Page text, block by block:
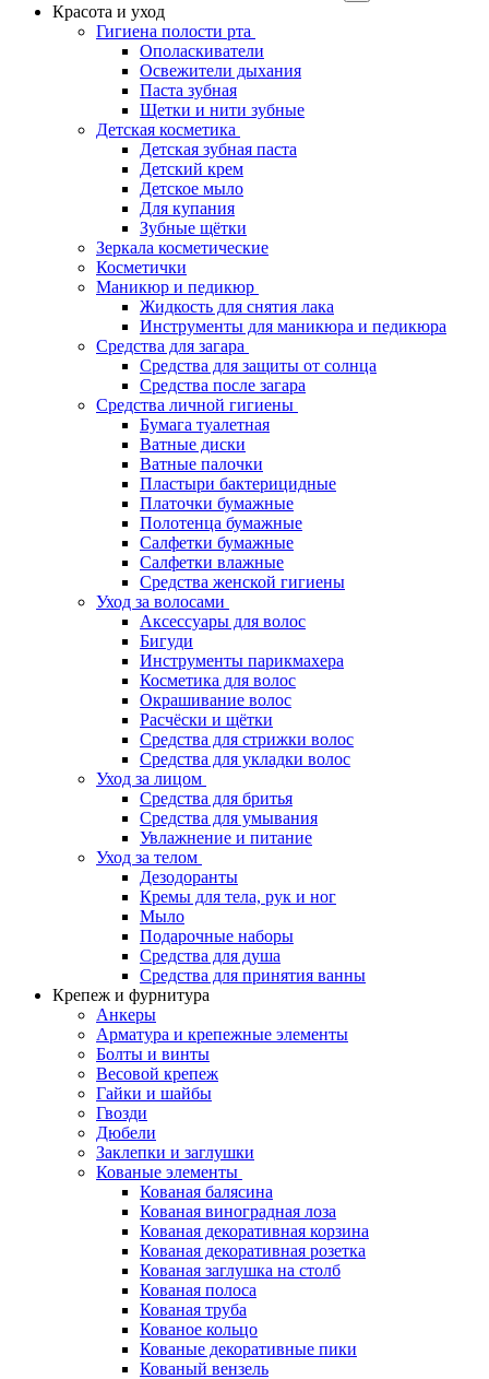
Красота и уход
Гигиена полости рта
Ополаскиватели
Освежители дыхания
Паста зубная
Щетки и нити зубные
Детская косметика
Детская зубная паста
Детский крем
Детское мыло
Для купания
Зубные щётки
Зеркала косметические
Косметички
Маникюр и педикюр
Жидкость для снятия лака
Инструменты для маникюра и педикюра
Средства для загара
Средства для защиты от солнца
Средства после загара
Средства личной гигиены
Бумага туалетная
Ватные диски
Ватные палочки
Пластыри бактерицидные
Платочки бумажные
Полотенца бумажные
Салфетки бумажные
Салфетки влажные
Средства женской гигиены
Уход за волосами
Аксессуары для волос
Бигуди
Инструменты парикмахера
Косметика для волос
Окрашивание волос
Расчёски и щётки
Средства для стрижки волос
Средства для укладки волос
Уход за лицом
Средства для бритья
Средства для умывания
Увлажнение и питание
Уход за телом
Дезодоранты
Кремы для тела, рук и ног
Мыло
Подарочные наборы
Средства для душа
Средства для принятия ванны
Крепеж и фурнитура
Анкеры
Арматура и крепежные элементы
Болты и винты
Весовой крепеж
Гайки и шайбы
Гвозди
Дюбели
Заклепки и заглушки
Кованые элементы
Кованая балясина
Кованая виноградная лоза
Кованая декоративная корзина
Кованая декоративная розетка
Кованая заглушка на столб
Кованая полоса
Кованая труба
Кованое кольцо
Кованые декоративные пики
Кованый вензель